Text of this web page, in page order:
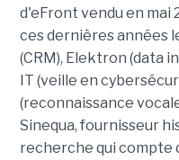
d'eFront vendu en mai
ces dernières années
(CRM), Elektron (data
IT (veille en
(reconnaissance
Sinequa, fournisseur
recherche qui compte